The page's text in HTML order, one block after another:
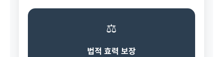
⚖️
법적 효력 보장